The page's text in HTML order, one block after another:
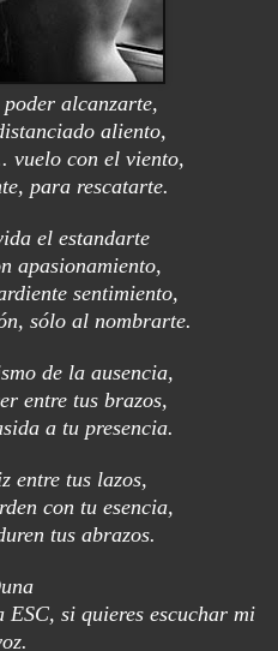
alcanzarte,
aliento,
vuelo con el viento,
para rescatarte.
el estandarte
apasionamiento,
sentimiento,
sólo al nombrarte.
de la ausencia,
entre tus brazos,
a tu presencia.
entre tus lazos,
con tu esencia,
tus abrazos.
si quieres escuchar mi